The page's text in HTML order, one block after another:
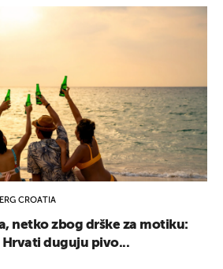
CROATIA
netko zbog drške za motiku:
Hrvati duguju pivo...